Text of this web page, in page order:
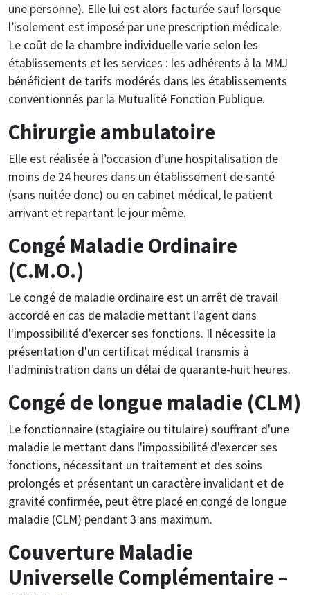
une personne). Elle lui est alors facturée sauf lorsque
l’isolement est imposé par une prescription médicale.
Le coût de la chambre individuelle varie selon les
établissements et les services : les adhérents à la MMJ
bénéficient de tarifs modérés dans les établissements
conventionnés par la Mutualité Fonction Publique.
Chirurgie ambulatoire
Elle est réalisée à l’occasion d’une hospitalisation de
moins de 24 heures dans un établissement de santé
(sans nuitée donc) ou en cabinet médical, le patient
arrivant et repartant le jour même.
Congé Maladie Ordinaire
(C.M.O.)
Le congé de maladie ordinaire est un arrêt de travail
accordé en cas de maladie mettant l'agent dans
l'impossibilité d'exercer ses fonctions. Il nécessite la
présentation d'un certificat médical transmis à
l'administration dans un délai de quarante-huit heures.
Congé de longue maladie (CLM)
Le fonctionnaire (stagiaire ou titulaire) souffrant d'une
maladie le mettant dans l'impossibilité d'exercer ses
fonctions, nécessitant un traitement et des soins
prolongés et présentant un caractère invalidant et de
gravité confirmée, peut être placé en congé de longue
maladie (CLM) pendant 3 ans maximum.
Couverture Maladie
Universelle Complémentaire –